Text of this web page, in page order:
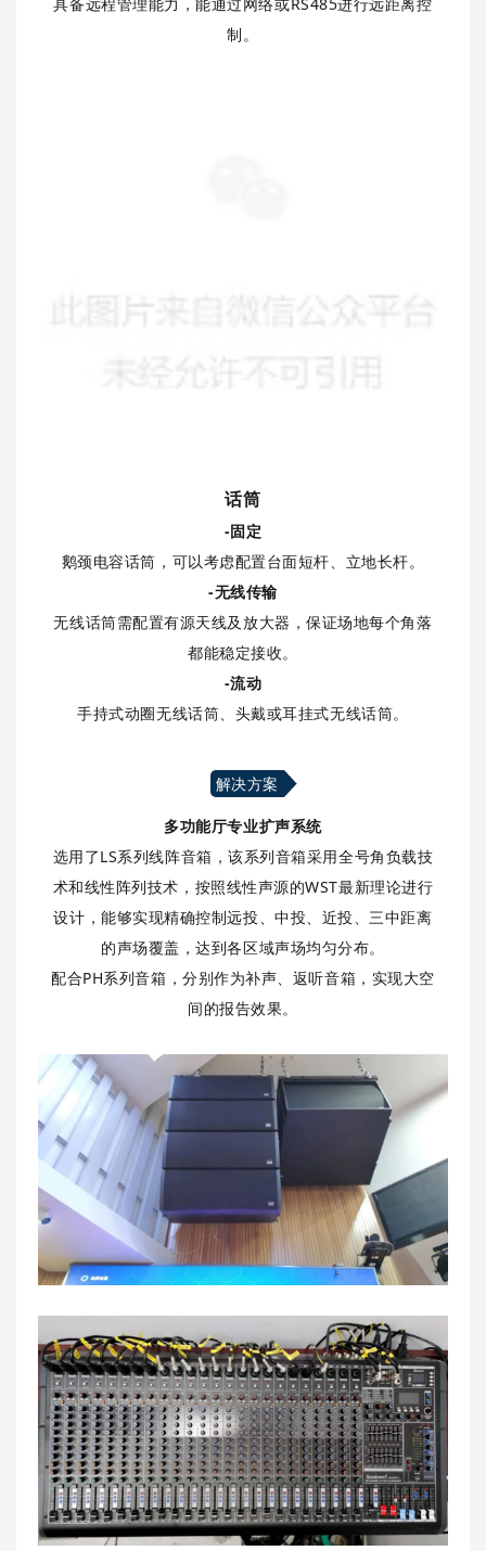
制。
话筒
-固定
鹅颈电容话筒，可以考虑配置台面短杆、立地长杆。
-无线传输
无线话筒需配置有源天线及放大器，保证场地每个角落
都能稳定接收。
-流动
手持式动圈无线话筒、头戴或耳挂式无线话筒。
解决方案
多功能厅专业扩声系统
选用了LS系列线阵音箱，该系列音箱采用全号角负载技
术和线性阵列技术，按照线性声源的WST最新理论进行
设计，能够实现精确控制远投、中投、近投、三中距离
的声场覆盖，达到各区域声场均匀分布。
配合PH系列音箱，分别作为补声、返听音箱，实现大空
间的报告效果。